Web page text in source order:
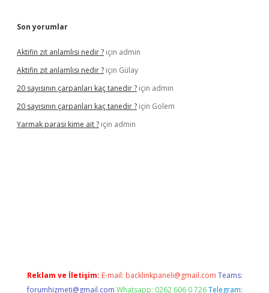
Son yorumlar
Aktifin zıt anlamlısı nedir ? için admin
Aktifin zıt anlamlısı nedir ? için Gülay
20 sayısının çarpanları kaç tanedir ? için admin
20 sayısının çarpanları kaç tanedir ? için Golem
Yarmak parası kime ait ? için admin
Reklam ve İletişim: E-mail: backlinkpaneli@gmail.com Teams:
forumhizmeti@gmail.com Whatsapp: 0262 606 0 726 Telegram: